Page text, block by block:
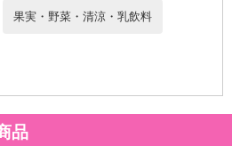
果実・野菜・清涼・乳飲料
品